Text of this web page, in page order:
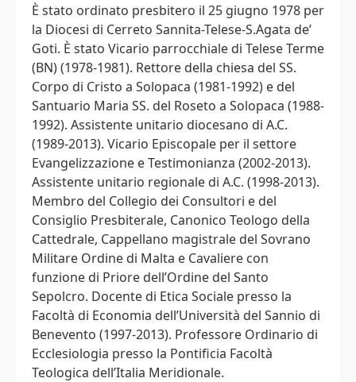
È stato ordinato presbitero il 25 giugno 1978 per
la Diocesi di Cerreto Sannita-Telese-S.Agata de’
Goti. È stato Vicario parrocchiale di Telese Terme
(BN) (1978-1981). Rettore della chiesa del SS.
Corpo di Cristo a Solopaca (1981-1992) e del
Santuario Maria SS. del Roseto a Solopaca (1988-
1992). Assistente unitario diocesano di A.C.
(1989-2013). Vicario Episcopale per il settore
Evangelizzazione e Testimonianza (2002-2013).
Assistente unitario regionale di A.C. (1998-2013).
Membro del Collegio dei Consultori e del
Consiglio Presbiterale, Canonico Teologo della
Cattedrale, Cappellano magistrale del Sovrano
Militare Ordine di Malta e Cavaliere con
funzione di Priore dell’Ordine del Santo
Sepolcro. Docente di Etica Sociale presso la
Facoltà di Economia dell’Università del Sannio di
Benevento (1997-2013). Professore Ordinario di
Ecclesiologia presso la Pontificia Facoltà
Teologica dell’Italia Meridionale.